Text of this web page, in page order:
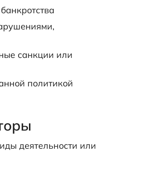
санкции или
политикой
деятельности или